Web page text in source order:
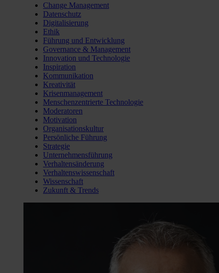
Change Management
Datenschutz
Digitalisierung
Ethik
Führung und Entwicklung
Governance & Management
Innovation und Technologie
Inspiration
Kommunikation
Kreativität
Krisenmanagement
Menschenzentrierte Technologie
Moderatoren
Motivation
Organisationskultur
Persönliche Führung
Strategie
Unternehmensführung
Verhaltensänderung
Verhaltenswissenschaft
Wissenschaft
Zukunft & Trends